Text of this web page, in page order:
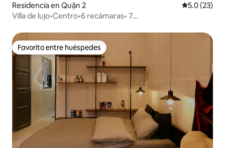
Residencia en Quận 2 Calificación
5.0 (23)
Villa de lujo•Centro•6 recámaras• 7
Favorito entre huéspedes
Favorito entre huéspedes